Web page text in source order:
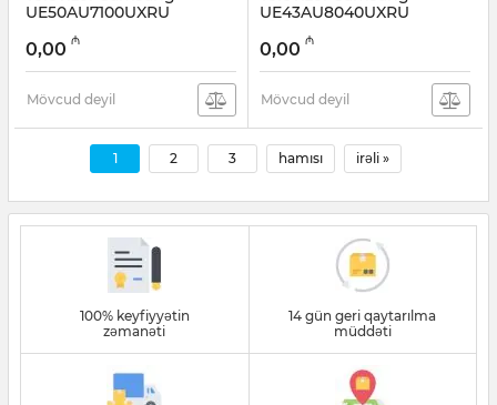
UE50AU7100UXRU
12011223
0,00 ₼
Mövcud deyil
UE43AU8040UXRU
12011222
0,00 ₼
Mövcud deyil
1 2 3 hamısı irəli »
100% keyfiyyətin
zəmanəti
14 gün geri qaytarılma
müddəti